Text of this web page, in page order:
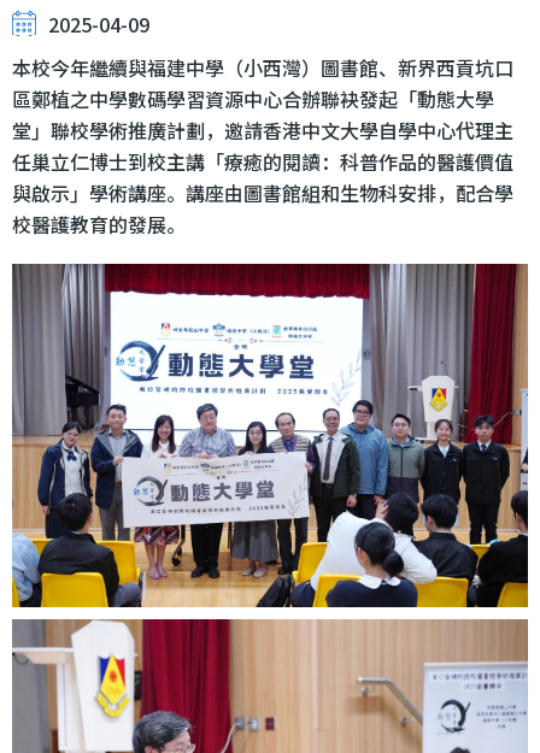
2025-04-09
本校今年繼續與福建中學（小西灣）圖書館、新界西貢坑口
區鄭植之中學數碼學習資源中心合辦聯袂發起「動態大學
堂」聯校學術推廣計劃，邀請香港中文大學自學中心代理主
任巢立仁博士到校主講「療癒的閱讀：科普作品的醫護價值
與啟示」學術講座。講座由圖書館組和生物科安排，配合學
校醫護教育的發展。